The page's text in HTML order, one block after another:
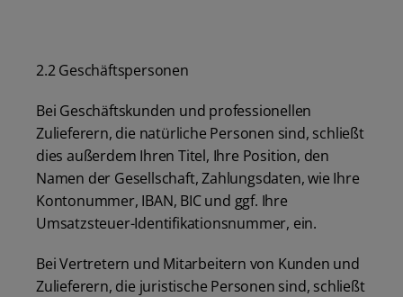
2.2 Geschäftspersonen
Bei Geschäftskunden und professionellen
Zulieferern, die natürliche Personen sind, schließt
dies außerdem Ihren Titel, Ihre Position, den
Namen der Gesellschaft, Zahlungsdaten, wie Ihre
Kontonummer, IBAN, BIC und ggf. Ihre
Umsatzsteuer-Identifikationsnummer, ein.
Bei Vertretern und Mitarbeitern von Kunden und
Zulieferern, die juristische Personen sind, schließt